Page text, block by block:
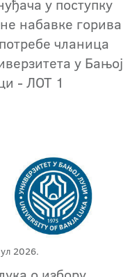
у поступку
набавке горива
чланица
у Бањој
- ЛОТ 1
2026.